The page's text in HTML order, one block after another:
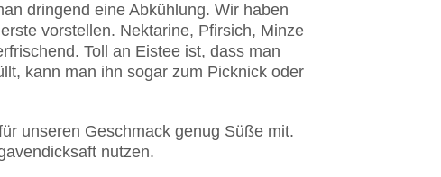
dringend eine Abkühlung. Wir haben
vorstellen. Nektarine, Pfirsich, Minze
Toll an Eistee ist, dass man
kann man ihn sogar zum Picknick oder
unseren Geschmack genug Süße mit.
nutzen.